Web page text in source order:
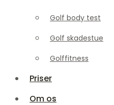
Golffitness
Priser
Om os
Kontakt
Golf body test
Golf skadestue
Golffitness
Priser
Om os